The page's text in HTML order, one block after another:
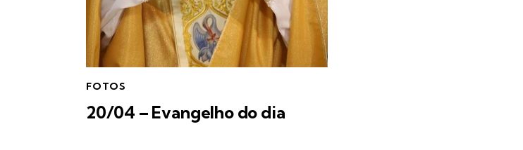
FOTOS
20/04 – Evangelho do dia